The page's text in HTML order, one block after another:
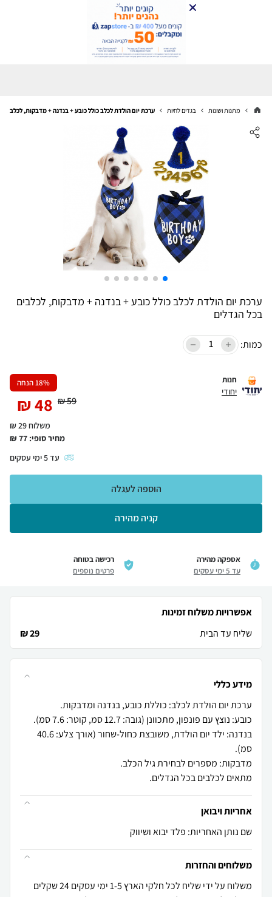
מתנות ושונות בגדים לחיות ערכת יום הולדת לכלב כולל כובע + בנדנה + מדבקות, לכלבים
ערכת יום הולדת לכלב כולל כובע + בנדנה + מדבקות, לכלבים
בכל הגדלים
כמות:
חנות
יחודי
18% הנחה
59
₪
48
₪
משלוח 29 ₪
מחיר סופי: 77
₪
עד5ימי עסקים
קניה מהירה
הוספה לעגלה
אספקה מהירה
עד 5 ימי עסקים
רכישה בטוחה
פרטים נוספים
אפשרויות משלוח זמינות
שליח עד הבית
29 ₪
מידע כללי
בנדנה: ילד יום הולדת, משובצת כחול-שחור (אורך צלע: 40.6
מתאים לכלבים בכל הגדלים.
אחריות ויבואן
שם נותן האחריות: פלד יבוא ושיווק
משלוחים והחזרות